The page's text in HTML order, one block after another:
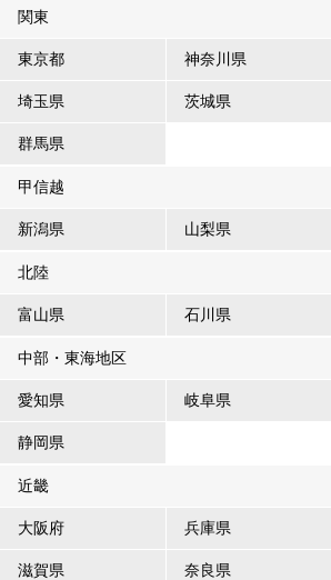
関東
東京都 神奈川県
埼玉県 茨城県
群馬県
甲信越
新潟県 山梨県
北陸
富山県 石川県
中部・東海地区
愛知県 岐阜県
静岡県
近畿
大阪府 兵庫県
滋賀県 奈良県